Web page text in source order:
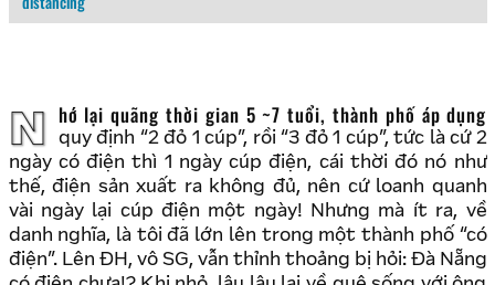
Nhớ lại quãng thời gian 5 ~7 tuổi, thành phố áp dụng
quy định “2 đỏ 1 cúp”, rồi “3 đỏ 1 cúp”, tức là cứ 2
ngày có điện thì 1 ngày cúp điện, cái thời đó nó như
thế, điện sản xuất ra không đủ, nên cứ loanh quanh
vài ngày lại cúp điện một ngày! Nhưng mà ít ra, về
danh nghĩa, là tôi đã lớn lên trong một thành phố “có
điện”. Lên ĐH, vô SG, vẫn thỉnh thoảng bị hỏi: Đà Nẵng